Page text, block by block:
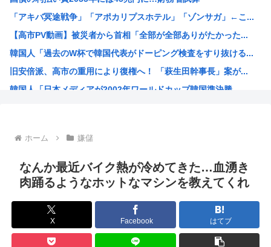
世界のケイスケ・ホンダ「ラーメン700円は安すぎる！20...
【悲報】人気アニメ「メイドインアビス」、主題歌にVTub...
【緊急高市速報】ガス警報器、受注停止。
【熊本地震】イオンモール熊本 従業員の避難誘導で、社内規...
わいせつな行為疑いで逮捕 エジプト国籍の男性を不起訴処分...
「アキバ冥途戦争」「アポカリプスホテル」「ゾンサガ」←こ...
【高市PV動画】被災者から首相「全部が全部ありがたかった...
韓国人「過去のW杯で韓国代表がドーピング検査をすり抜ける...
旧安倍派、高市の重用により復権へ！ 「萩生田幹事長」案が...
韓国人「日本メディアが2002年ワールドカップ韓国準決勝...
15歳少女に性的暴行した54歳、明らかにケンモメン
【海外の反応】 アルゼンチン協会、FIFA会長に確固たる...
ジャンポケ斉藤の弁護士「ロケバスには運転手いた。常識的に...
ジョジョ3部のスタンド、パワーが色々おかしいwww
高市早苗が全裸でガニ股オ●ニーしてる動画 or 高市早苗...
ホーム 嫌儲
なんか最近バイク熱が冷めてきた…血湧き
肉踊るようなホットなマシンを教えてくれ
X Facebook はてブ